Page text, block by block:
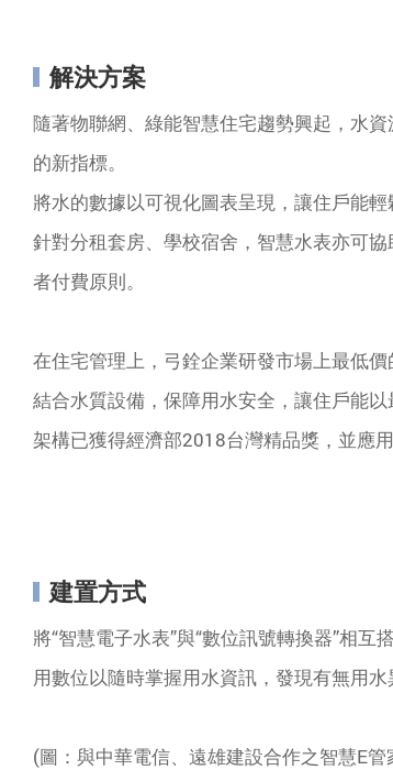
解決方案
隨著物聯網、綠能智慧住宅趨勢興起，水
的新指標。
將水的數據以可視化圖表呈現，讓住戶能輕
針對分租套房、學校宿舍，智慧水表亦可
者付費原則。
在住宅管理上，弓銓企業研發市場上最低
結合水質設備，保障用水安全，讓住戶能
架構已獲得經濟部2018台灣精品獎，並應
建置方式
將“智慧電子水表”與“數位訊號轉換器”相
用數位以隨時掌握用水資訊，發現有無用水
(圖：與中華電信、遠雄建設合作之智慧E管